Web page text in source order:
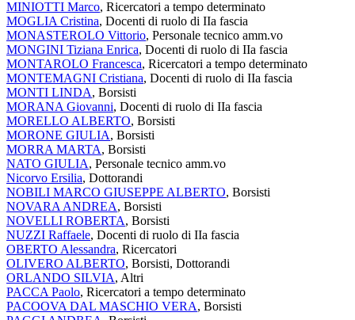
MINIOTTI Marco, Ricercatori a tempo determinato
MOGLIA Cristina, Docenti di ruolo di IIa fascia
MONASTEROLO Vittorio, Personale tecnico amm.vo
MONGINI Tiziana Enrica, Docenti di ruolo di IIa fascia
MONTAROLO Francesca, Ricercatori a tempo determinato
MONTEMAGNI Cristiana, Docenti di ruolo di IIa fascia
MONTI LINDA, Borsisti
MORANA Giovanni, Docenti di ruolo di IIa fascia
MORELLO ALBERTO, Borsisti
MORONE GIULIA, Borsisti
MORRA MARTA, Borsisti
NATO GIULIA, Personale tecnico amm.vo
Nicorvo Ersilia, Dottorandi
NOBILI MARCO GIUSEPPE ALBERTO, Borsisti
NOVARA ANDREA, Borsisti
NOVELLI ROBERTA, Borsisti
NUZZI Raffaele, Docenti di ruolo di IIa fascia
OBERTO Alessandra, Ricercatori
OLIVERO ALBERTO, Borsisti, Dottorandi
ORLANDO SILVIA, Altri
PACCA Paolo, Ricercatori a tempo determinato
PACOOVA DAL MASCHIO VERA, Borsisti